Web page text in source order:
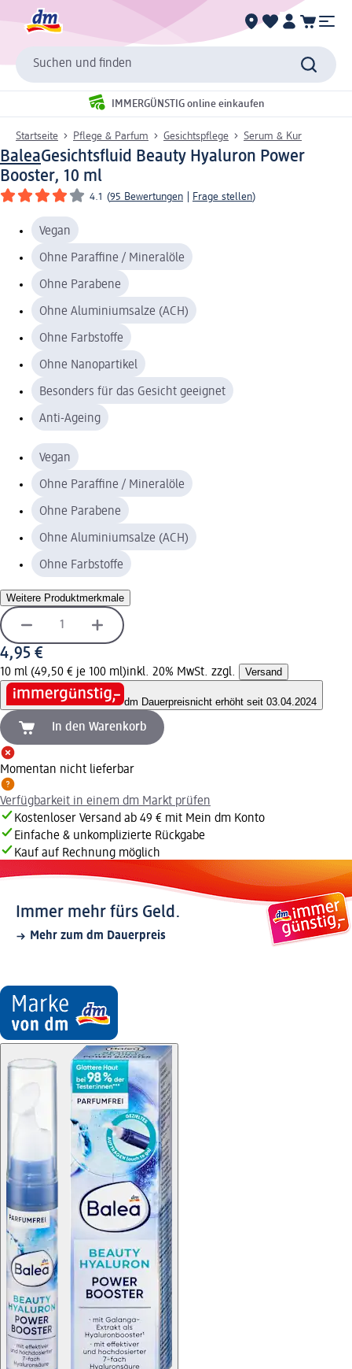
Suchen und finden
IMMERGÜNSTIG online einkaufen
Startseite Pflege & Parfum Gesichtspflege Serum & Kur
BaleaGesichtsfluid Beauty Hyaluron Power
Booster, 10 ml
4.1 (95 Bewertungen Frage stellen)
Vegan
Ohne Paraffine / Mineralöle
Ohne Parabene
Ohne Aluminiumsalze (ACH)
Ohne Farbstoffe
Ohne Nanopartikel
Besonders für das Gesicht geeignet
Anti-Ageing
Vegan
Ohne Paraffine / Mineralöle
Ohne Parabene
Ohne Aluminiumsalze (ACH)
Ohne Farbstoffe
Weitere Produktmerkmale
4,95 €
10 ml (49,50 € je 100 ml)inkl. 20% MwSt. zzgl. Versand
dm Dauerpreisnicht erhöht seit 03.04.2024
In den Warenkorb
Momentan nicht lieferbar
Verfügbarkeit in einem dm Markt prüfen
Kostenloser Versand ab 49 € mit Mein dm Konto
Einfache & unkomplizierte Rückgabe
Kauf auf Rechnung möglich
Immer mehr fürs Geld.
Mehr zum dm Dauerpreis